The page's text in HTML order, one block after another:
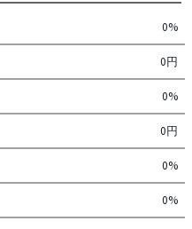
0%
0円
0%
0円
0%
0%